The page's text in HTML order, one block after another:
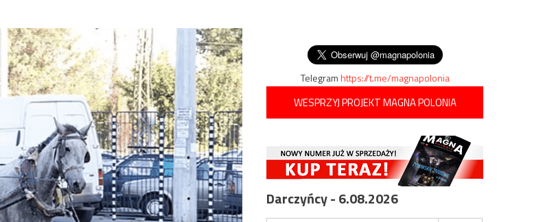
Telegramhttps://t.me/magnapolonia
WESPRZYJ PROJEKT MAGNA POLONIA
Darczyńcy - 6.08.2026